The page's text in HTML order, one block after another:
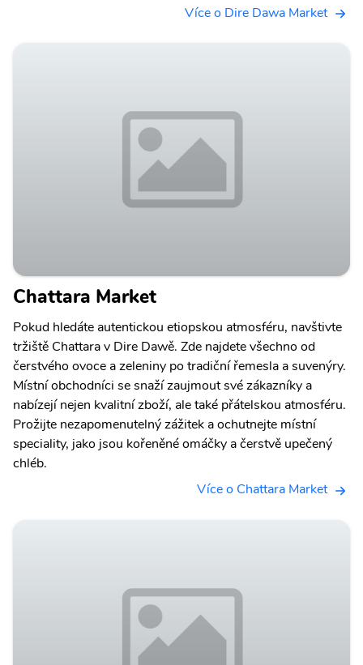
Více o Dire Dawa Market
Chattara Market
Pokud hledáte autentickou etiopskou atmosféru, navštivte
tržiště Chattara v Dire Dawě. Zde najdete všechno od
čerstvého ovoce a zeleniny po tradiční řemesla a suvenýry.
Místní obchodníci se snaží zaujmout své zákazníky a
nabízejí nejen kvalitní zboží, ale také přátelskou atmosféru.
Prožijte nezapomenutelný zážitek a ochutnejte místní
speciality, jako jsou kořeněné omáčky a čerstvě upečený
chléb.
Více o Chattara Market